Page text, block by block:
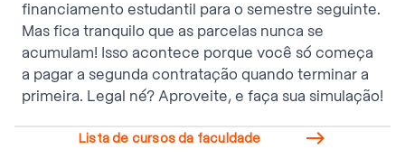
financiamento estudantil para o semestre seguinte.
Mas fica tranquilo que as parcelas nunca se
acumulam! Isso acontece porque você só começa
a pagar a segunda contratação quando terminar a
primeira. Legal né? Aproveite, e faça sua simulação!
Lista de cursos da faculdade 